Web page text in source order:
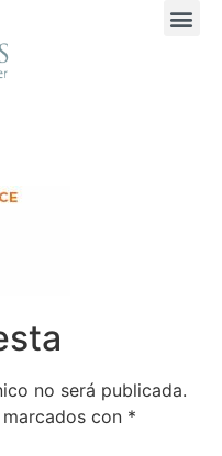
no será publicada.
con *